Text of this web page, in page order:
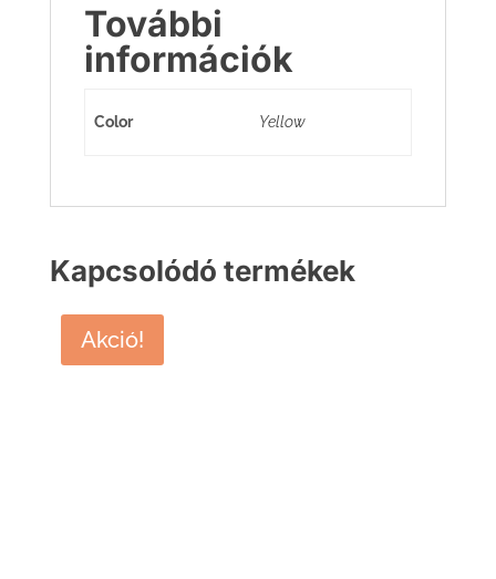
További
információk
Color Yellow
Kapcsolódó termékek
Akció!